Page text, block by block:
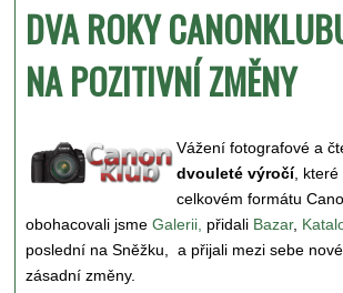
DVA ROKY
NA POZITIVNÍ ZMĚNY
Vážení fotografové a
dvouleté výročí, které
celkovém formátu
obohacovali jsme Galerii, přidali Bazar,
poslední na Sněžku, a přijali mezi sebe
zásadní změny.